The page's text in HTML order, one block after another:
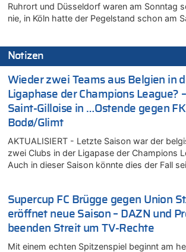
Ruhrort und Düsseldorf waren am Sonntag
nie, in Köln hatte der Pegelstand schon am
Notizen
Wieder zwei Teams aus Belgien in
Ligaphase der Champions League?
Saint-Gilloise in …Ostende gegen FK
Bodø/Glimt
AKTUALISIERT - Letzte Saison war der
zwei Clubs in der Ligapase der Champions
Auch in dieser Saison könnte dies der Fall
Supercup FC Brügge gegen Union
eröffnet neue Saison – DAZN und
beenden Streit um TV-Rechte
Mit einem echten Spitzenspiel beginnt am